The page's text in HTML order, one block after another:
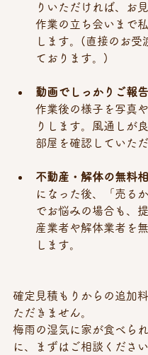
りいただければ、お
作業の立ち会いまで
します。(直接のお受
ております。)
動画でしっかりご報告
作業後の様子を写真
りします。風通しが
部屋を確認していただ
不動産・解体の無料相
になった後、「売る
でお悩みの場合も、
産業者や解体業者を
します。
確定見積もりからの追加
ただきません。
梅雨の湿気に家が食べら
に、まずはご相談ください